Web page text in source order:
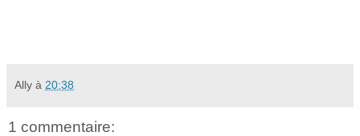
Ally à 20:38
1 commentaire: